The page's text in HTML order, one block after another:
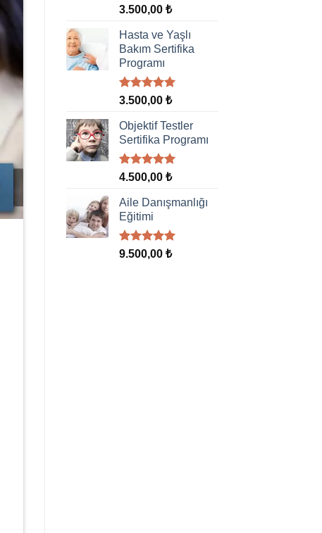
5 üzerinden
oy
aldı
3.500,00 ₺
Hasta ve Yaşlı
Bakım Sertifika
Programı
5 üzerinden
oy
aldı
3.500,00 ₺
Objektif Testler
Sertifika Programı
5 üzerinden
oy
aldı
4.500,00 ₺
Aile Danışmanlığı
Eğitimi
5 üzerinden
oy
9.500,00 ₺